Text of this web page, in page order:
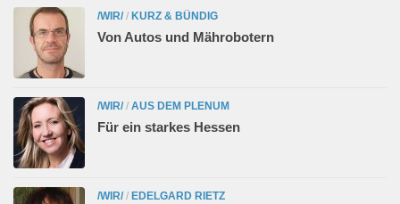
/WIR/ / KURZ & BÜNDIG
Von Autos und Mährobotern
/WIR/ / AUS DEM PLENUM
Für ein starkes Hessen
/WIR/ / EDELGARD RIETZ